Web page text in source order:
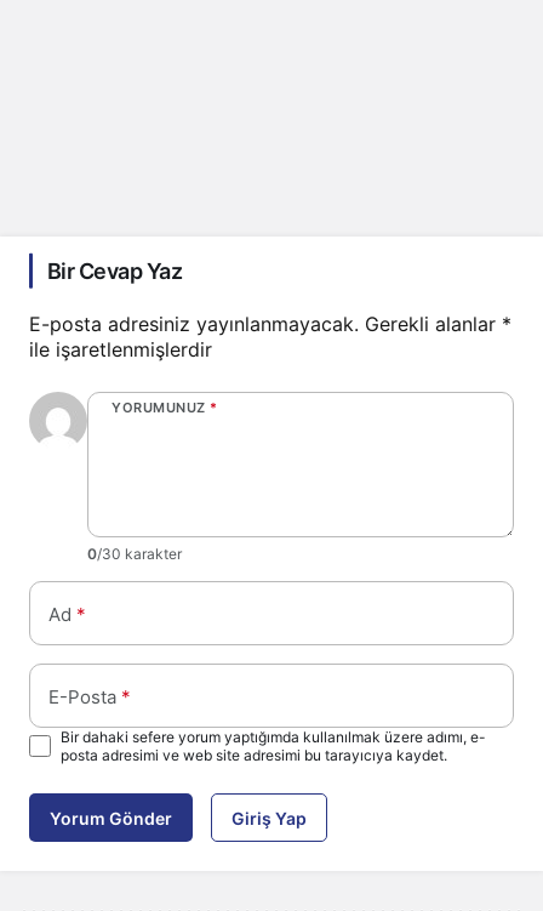
Bir Cevap Yaz
E-posta adresiniz yayınlanmayacak. Gerekli alanlar *
ile işaretlenmişlerdir
YORUMUNUZ *
0/30 karakter
Ad *
E-Posta *
Bir dahaki sefere yorum yaptığımda kullanılmak üzere adımı, e-
posta adresimi ve web site adresimi bu tarayıcıya kaydet.
Yorum Gönder Giriş Yap